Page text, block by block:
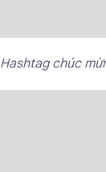
Hashtag chúc